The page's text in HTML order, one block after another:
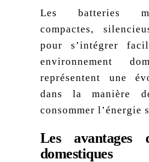
Les batteries
compactes,
pour s’intégrer
environnement
représentent une
dans la manière
consommer l’énergie
Les avantages
domestiques